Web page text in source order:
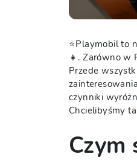
⭐Playmobil to
👧. Zarówno w
Przede
czynniki
Chcielibyśmy
Czym